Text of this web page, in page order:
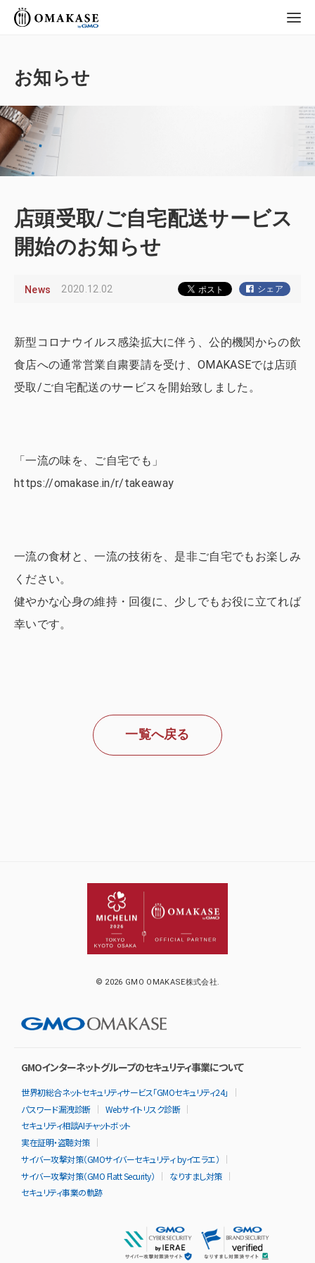
お知らせ
店頭受取/ご自宅配送サービス
開始のお知らせ
News 2020.12.02 シェア
新型コロナウイルス感染拡大に伴う、公的機関からの飲
食店への通常営業自粛要請を受け、OMAKASEでは店頭
受取/ご自宅配送のサービスを開始致しました。
「一流の味を、ご自宅でも」
https://omakase.in/r/takeaway
一流の食材と、一流の技術を、是非ご自宅でもお楽しみ
ください。
健やかな心身の維持・回復に、少しでもお役に立てれば
幸いです。
一覧へ戻る
© 2026 GMO OMAKASE株式会社.
GMOインターネットグループのセキュリティ事業について
世界初総合ネットセキュリティサービス「GMOセキュリティ24」
パスワード漏洩診断
Webサイトリスク診断
セキュリティ相談AIチャットボット
実在証明・盗聴対策
サイバー攻撃対策（GMOサイバーセキュリティ byイエラエ）
サイバー攻撃対策（GMO Flatt Security）
なりすまし対策
セキュリティ事業の軌跡